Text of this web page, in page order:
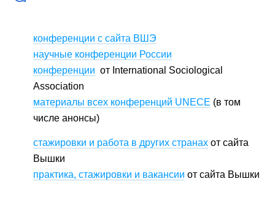
конференции с сайта ВШЭ
научные конференции России
конференции от International Sociological
Association
материалы всех конференций UNECE (в том
числе анонсы)
стажировки и работа в других странах от сайта
Вышки
практика, стажировки и вакансии от сайта Вышки